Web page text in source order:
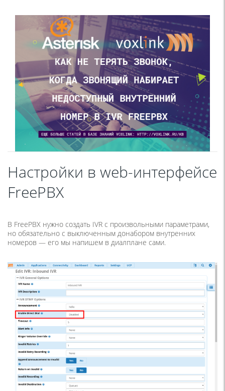
Настройки в web-интерфейсе
FreePBX
В FreePBX нужно создать IVR с произвольными параметрами,
но обязательно с выключенным донабором внутренних
номеров — его мы напишем в диалплане сами.